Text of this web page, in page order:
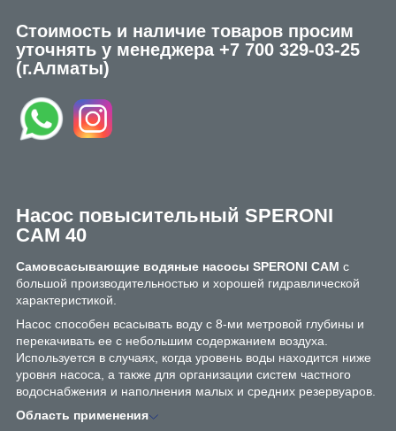
Стоимость и наличие товаров просим
уточнять у менеджера+7 700 329-03-25
(г.Алматы)
Насос повысительный SPERONI
CAM 40
Самовсасывающие водяные насосы SPERONI CAM с
большой производительностью и хорошей гидравлической
характеристикой.
Насос способен всасывать воду с 8-ми метровой глубины и
перекачивать ее с небольшим содержанием воздуха.
Используется в случаях, когда уровень воды находится ниже
уровня насоса, а также для организации систем частного
водоснабжения и наполнения малых и средних резервуаров.
Область применения